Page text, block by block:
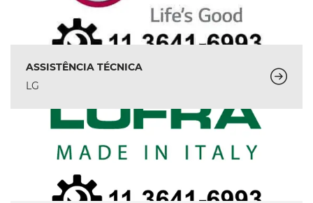
ASSISTÊNCIA TÉCNICA
LG